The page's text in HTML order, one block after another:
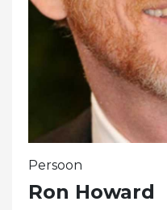
Persoon
Ron Howard